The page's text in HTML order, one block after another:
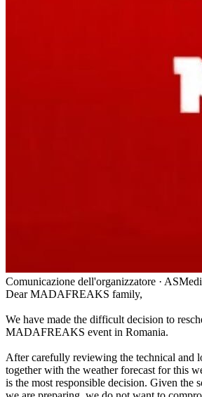
Comunicazione dell'organizzatore ·
Dear MADAFREAKS family,
We have made the difficult decision to
MADAFREAKS event in Romania.
After carefully reviewing the technical and
together with the weather forecast for this
is the most responsible decision. Given the